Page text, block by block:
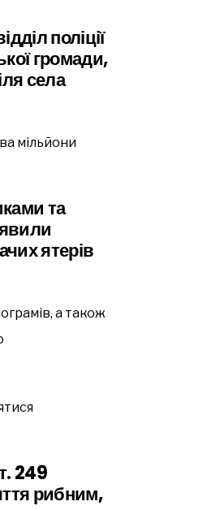
поліції
громади,
села
мільйони
та
ятерів
а також
249
рибним,